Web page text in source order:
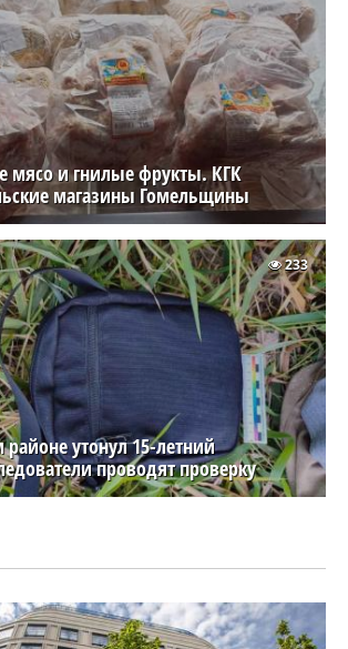
мясо и гнилые фрукты. КГК
магазины Гомельщины
утонул 15-летний
проводят проверку
233